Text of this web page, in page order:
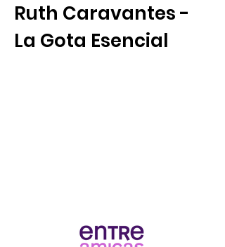
Ruth Caravantes -
La Gota Esencial